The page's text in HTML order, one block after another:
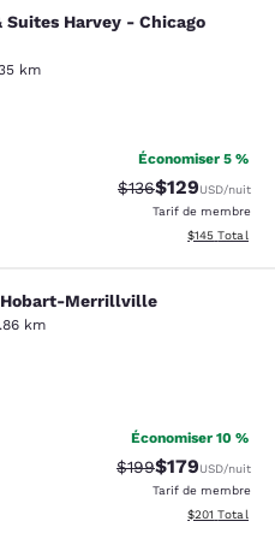
Harvey -
Suites Harvey - Chicago
km
869 commentaires
Économiser 5 %
Tarif barré :
$136Tarif réduit :
$129USD/nuit
Tarif de membre
Afficher les
$145 Total
Merrillville
Merrillville
km
1078 commentaires
Économiser 10 %
Tarif barré :
$199Tarif réduit :
$179USD/nuit
Tarif de membre
Afficher les
$201 Total